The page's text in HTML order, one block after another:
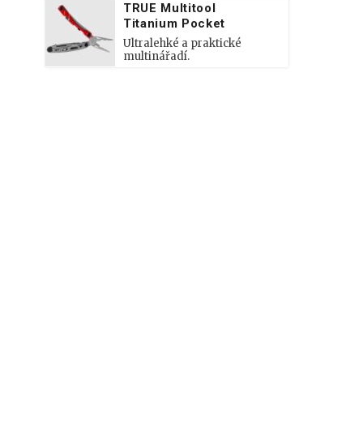
TRUE Multitool
Titanium Pocket
Ultralehké a praktické
multinářadí.